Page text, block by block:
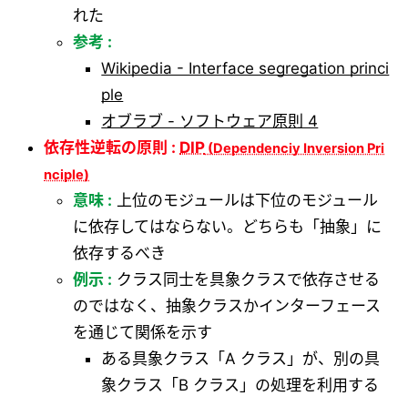
れた
参考 :
Wikipedia - Interface segregation princi
ple
オブラブ - ソフトウェア原則 4
依存性逆転の原則 : DIP
意味 : 上位のモジュールは下位のモジュール
に依存してはならない。どちらも「抽象」に
依存するべき
例示 : クラス同士を具象クラスで依存させる
のではなく、抽象クラスかインターフェース
を通じて関係を示す
ある具象クラス「A クラス」が、別の具
象クラス「B クラス」の処理を利用する